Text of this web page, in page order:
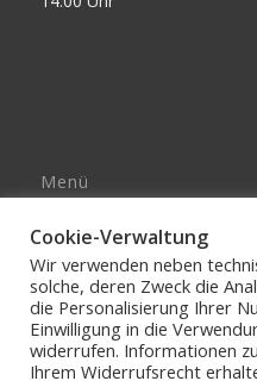
Menü
AGB’s
DATENSCHUTZERKLÄRUNG
Cookie-Verwaltung
Wir verwenden neben
solche, deren Zweck die
die Personalisierung Ihrer
Einwilligung in die
widerrufen. Informationen
Ihrem Widerrufsrecht